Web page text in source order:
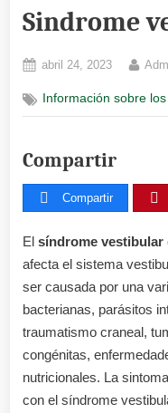
Sindrome
Posted
abril 24, 2023 By
Información sobre
Compartir
Compartir
El síndrome vestibular
afecta el sistema
ser causada por una
bacterianas, parásitos
traumatismo craneal,
congénitas,
nutricionales. La
con el síndrome